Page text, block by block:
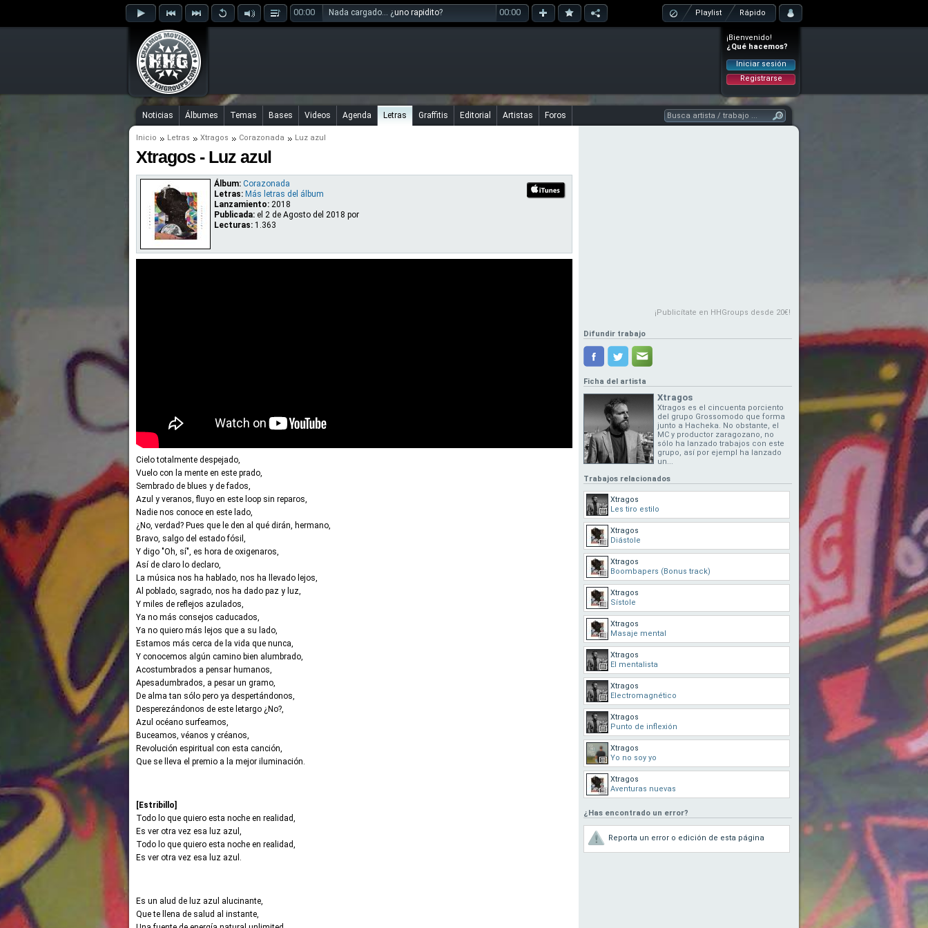
00:00 Nada cargado... ¿uno rapidito? 00:00 Playlist Rápido
¡Bienvenido!
¿Qué hacemos?
Iniciar sesión
Registrarse
Noticias Álbumes Temas Bases Videos Agenda Letras Graffitis Editorial Artistas Foros
Inicio Letras Xtragos Corazonada Luz azul
Xtragos - Luz azul
Álbum: Corazonada
Letras: Más letras del álbum
Lanzamiento: 2018
Publicada: el 2 de Agosto del 2018 por
Lecturas: 1.363
Cielo totalmente despejado,
Vuelo con la mente en este prado,
Sembrado de blues y de fados,
Azul y veranos, fluyo en este loop sin reparos,
Nadie nos conoce en este lado,
¿No, verdad? Pues que le den al qué dirán, hermano,
Bravo, salgo del estado fósil,
Y digo "Oh, sí", es hora de oxigenaros,
Así de claro lo declaro,
La música nos ha hablado, nos ha llevado lejos,
Al poblado, sagrado, nos ha dado paz y luz,
Y miles de reflejos azulados,
Ya no más consejos caducados,
Ya no quiero más lejos que a su lado,
Estamos más cerca de la vida que nunca,
Y conocemos algún camino bien alumbrado,
Acostumbrados a pensar humanos,
Apesadumbrados, a pesar un gramo,
De alma tan sólo pero ya despertándonos,
Desperezándonos de este letargo ¿No?,
Azul océano surfeamos,
Buceamos, véanos y créanos,
Revolución espiritual con esta canción,
Que se lleva el premio a la mejor iluminación.
[Estribillo]
Todo lo que quiero esta noche en realidad,
Es ver otra vez esa luz azul,
Todo lo que quiero esta noche en realidad,
Es ver otra vez esa luz azul.
Es un alud de luz azul alucinante,
Que te llena de salud al instante,
¡Publicítate en HHGroups desde 20€!
Difundir trabajo
Ficha del artista
Xtragos
Xtragos es el cincuenta porciento
del grupo Grossomodo que forma
junto a Hacheka. No obstante, el
MC y productor zaragozano, no
sólo ha lanzado trabajos con este
grupo, así por ejempl ha lanzado
un...
Trabajos relacionados
Xtragos
Les tiro estilo
Xtragos
Diástole
Xtragos
Boombapers (Bonus track)
Xtragos
Sístole
Xtragos
Masaje mental
Xtragos
El mentalista
Xtragos
Electromagnético
Xtragos
Punto de inflexión
Xtragos
Yo no soy yo
Xtragos
Aventuras nuevas
¿Has encontrado un error?
Reporta un error o edición de esta página